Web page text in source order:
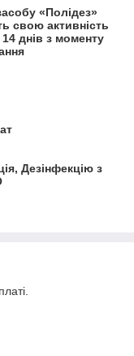
«Полідез»
свою активність
днів з моменту
Дезінфекцію з